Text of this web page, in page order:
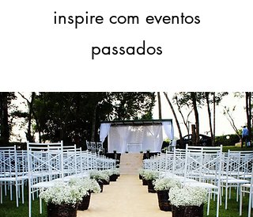
inspire com eventos
passados